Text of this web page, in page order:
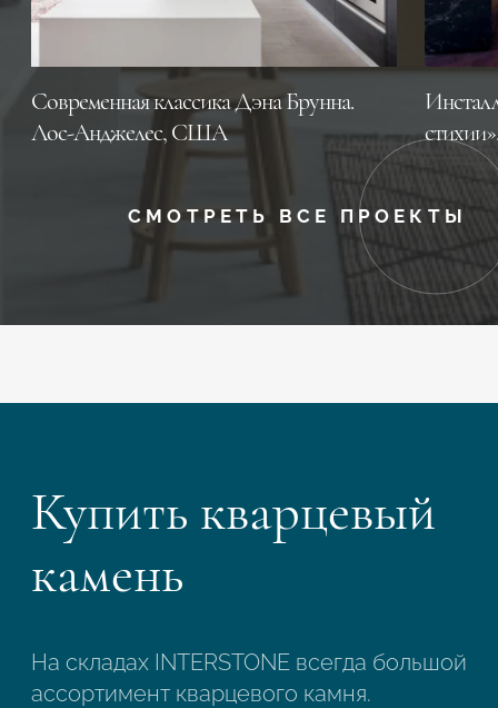
Современная классика Дэна Брунна.
Лос-Анджелес, CША
СМОТРЕТЬ ВСЕ ПРОЕКТЫ
Купить кварцевый
камень
На складах INTERSTONE всегда большой
ассортимент кварцевого камня.